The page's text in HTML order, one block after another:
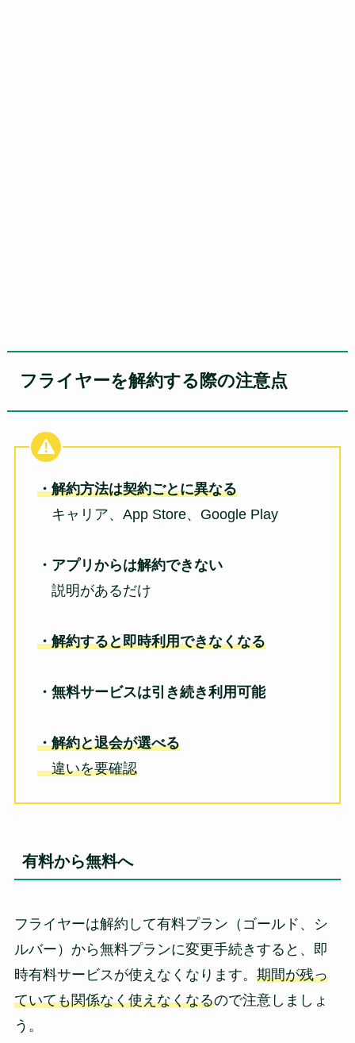
フライヤーを解約する際の注意点
・解約方法は契約ごとに異なる
キャリア、App Store、Google Play
・アプリからは解約できない
説明があるだけ
・解約すると即時利用できなくなる
・無料サービスは引き続き利用可能
・解約と退会が選べる
違いを要確認
有料から無料へ
フライヤーは解約して有料プラン（ゴールド、シ
ルバー）から無料プランに変更手続きすると、即
時有料サービスが使えなくなります。 期間が残っ
ていても関係なく使えなくなるので注意しましょ
う。